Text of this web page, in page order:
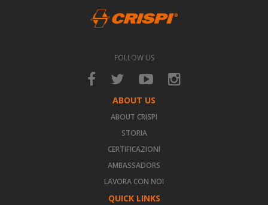
FOLLOW US
ABOUT US
ABOUT CRISPI
STORIA
CERTIFICAZIONI
AMBASSADORS
LAVORA CON NOI
QUICK LINKS